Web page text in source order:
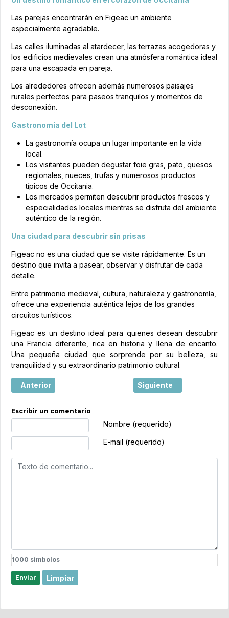
Las parejas encontrarán en Figeac un ambiente
especialmente agradable.
Las calles iluminadas al atardecer, las terrazas acogedoras y
los edificios medievales crean una atmósfera romántica ideal
para una escapada en pareja.
Los alrededores ofrecen además numerosos paisajes
rurales perfectos para paseos tranquilos y momentos de
desconexión.
Gastronomía del Lot
La gastronomía ocupa un lugar importante en la vida
local.
Los visitantes pueden degustar foie gras, pato, quesos
regionales, nueces, trufas y numerosos productos
típicos de Occitania.
Los mercados permiten descubrir productos frescos y
especialidades locales mientras se disfruta del ambiente
auténtico de la región.
Una ciudad para descubrir sin prisas
Figeac no es una ciudad que se visite rápidamente. Es un
destino que invita a pasear, observar y disfrutar de cada
detalle.
Entre patrimonio medieval, cultura, naturaleza y gastronomía,
ofrece una experiencia auténtica lejos de los grandes
circuitos turísticos.
Figeac es un destino ideal para quienes desean descubrir
una Francia diferente, rica en historia y llena de encanto.
Una pequeña ciudad que sorprende por su belleza, su
tranquilidad y su extraordinario patrimonio cultural.
Artículo anterior: Saint-Malo, la ciudad corsaria que mira
Anterior Artículo siguiente:
Siguiente
Escribir un comentario
Nombre (requerido)
E-mail (requerido)
1000 simbolos
Enviar Limpiar